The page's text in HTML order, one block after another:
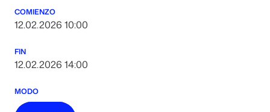
COMIENZO
12.02.2026 10:00
FIN
12.02.2026 14:00
MODO